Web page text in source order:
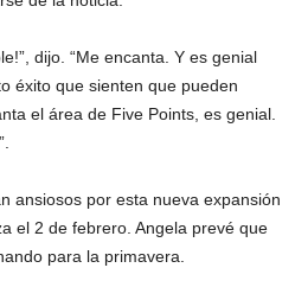
dijo. “Me encanta. Y es genial
éxito que sienten que pueden
el área de Five Points, es genial.
ansiosos por esta nueva expansión
el 2 de febrero. Angela prevé que
para la primavera.